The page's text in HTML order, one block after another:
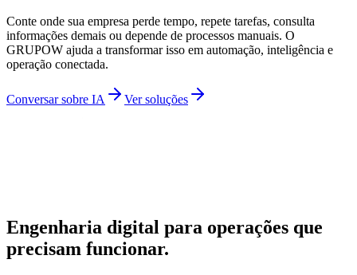
Conte onde sua empresa perde tempo, repete tarefas, consulta
informações demais ou depende de processos manuais. O
GRUPOW ajuda a transformar isso em automação, inteligência e
operação conectada.
Conversar sobre IA Ver soluções
Engenharia digital para operações que
precisam funcionar.